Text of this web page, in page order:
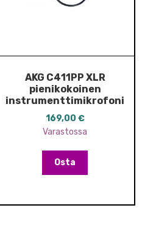
AKG C411PP XLR
pienikokoinen
instrumenttimikrofoni
169,00 €
Varastossa
Osta